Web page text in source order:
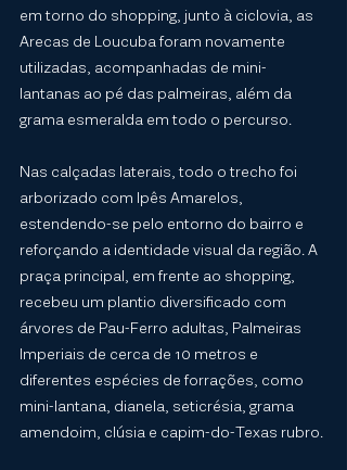
em torno do shopping, junto à ciclovia, as
Arecas de Loucuba foram novamente
utilizadas, acompanhadas de mini-
lantanas ao pé das palmeiras, além da
grama esmeralda em todo o percurso.
Nas calçadas laterais, todo o trecho foi
arborizado com Ipês Amarelos,
estendendo-se pelo entorno do bairro e
reforçando a identidade visual da região. A
praça principal, em frente ao shopping,
recebeu um plantio diversificado com
árvores de Pau-Ferro adultas, Palmeiras
Imperiais de cerca de 10 metros e
diferentes espécies de forrações, como
mini-lantana, dianela, seticrésia, grama
amendoim, clúsia e capim-do-Texas rubro.